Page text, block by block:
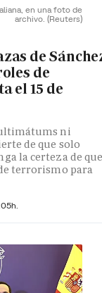
en una foto de
archivo. (Reuters)
de
de
el 15 de
ni
de que solo
la certeza de
terrorismo para